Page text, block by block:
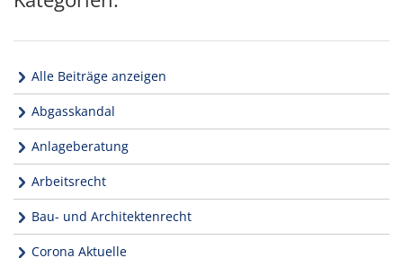
Alle Beiträge anzeigen
Abgasskandal
Anlageberatung
Arbeitsrecht
Bau- und Architektenrecht
Corona Aktuelle